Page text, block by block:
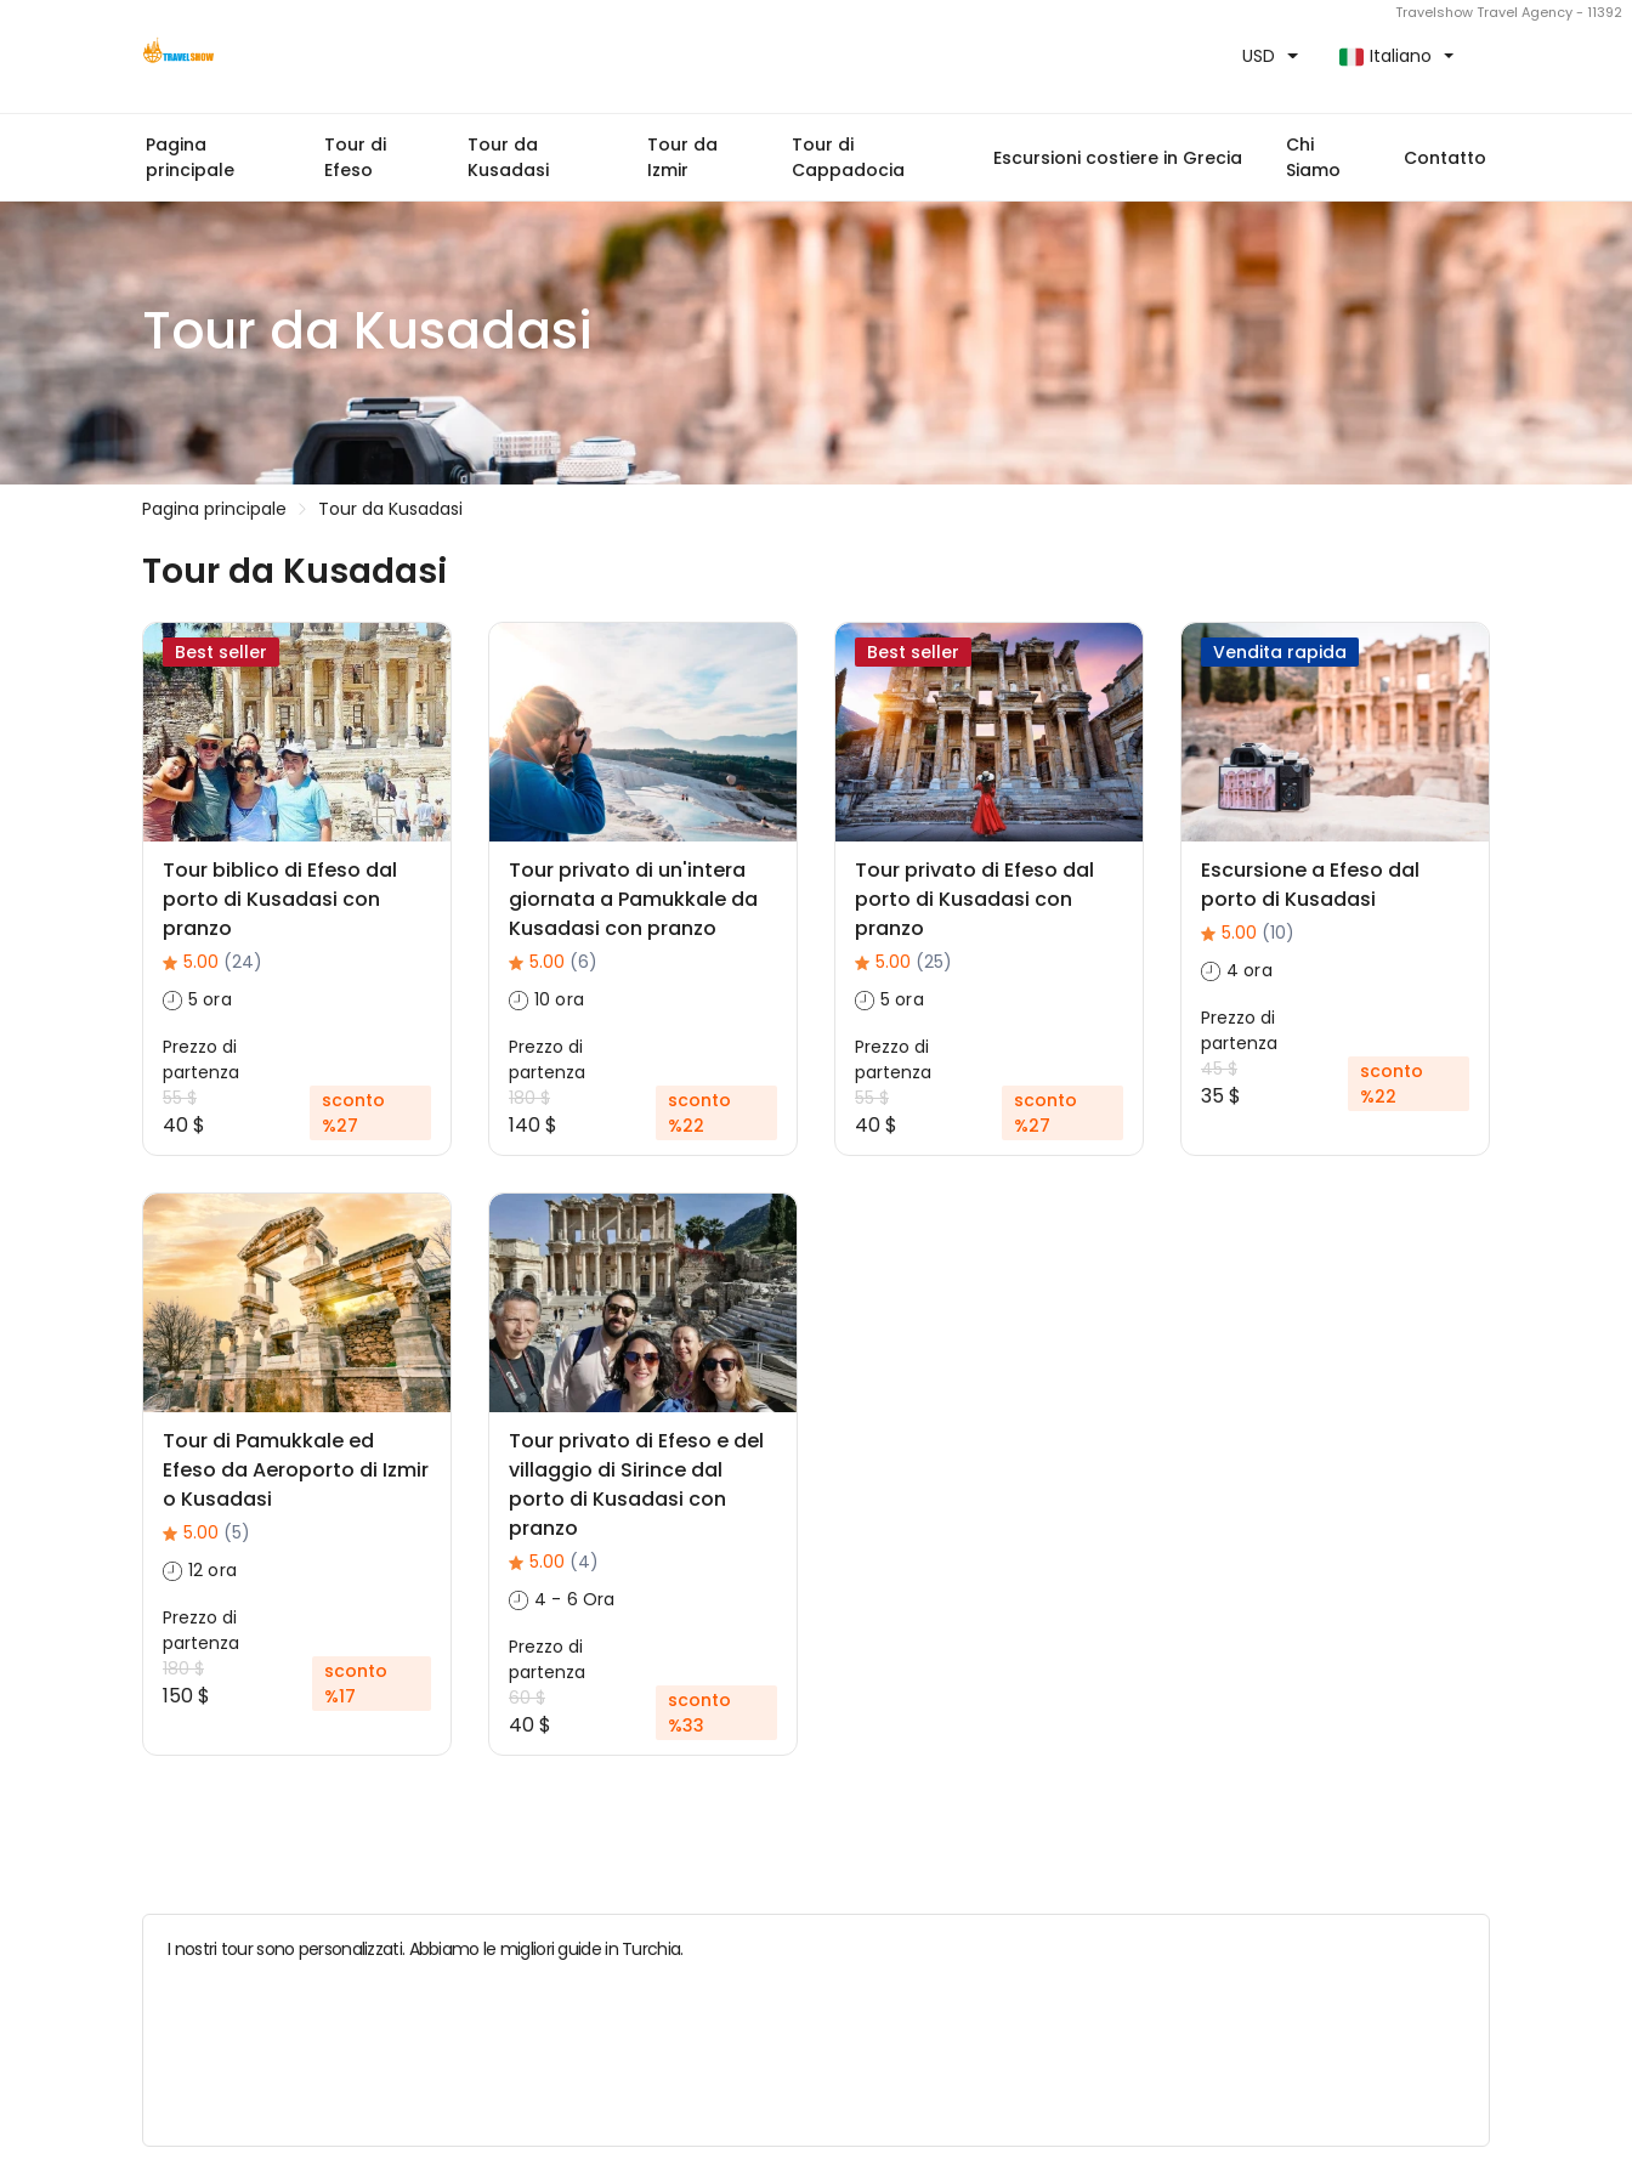
Travelshow Travel Agency - 11392
USD Italiano
Pagina
principale
Tour di
Efeso
Tour da
Kusadasi
Tour da
Izmir
Tour di
Cappadocia
Escursioni costiere in Grecia
Chi
Siamo
Contatto
Tour da Kusadasi
Pagina principale Tour da Kusadasi
Tour da Kusadasi
Best seller
Tour biblico di Efeso dal
porto di Kusadasi con
pranzo
5.00 (24)
5 ora
Prezzo di
partenza
55 $
40 $
sconto
%27
Tour privato di un'intera
giornata a Pamukkale da
Kusadasi con pranzo
5.00 (6)
10 ora
Prezzo di
partenza
180 $
140 $
sconto
%22
Best seller
Tour privato di Efeso dal
porto di Kusadasi con
pranzo
5.00 (25)
5 ora
Prezzo di
partenza
55 $
40 $
sconto
%27
Vendita rapida
Escursione a Efeso dal
porto di Kusadasi
5.00 (10)
4 ora
Prezzo di
partenza
45 $
35 $
sconto
%22
Tour di Pamukkale ed
Efeso da Aeroporto di Izmir
o Kusadasi
5.00 (5)
12 ora
Prezzo di
partenza
180 $
150 $
sconto
%17
Tour privato di Efeso e del
villaggio di Sirince dal
porto di Kusadasi con
pranzo
5.00 (4)
4 - 6 Ora
Prezzo di
partenza
60 $
40 $
sconto
%33
I nostri tour sono personalizzati. Abbiamo le migliori guide in Turchia.